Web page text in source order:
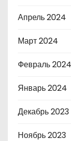
Апрель 2024
Март 2024
Февраль 2024
Январь 2024
Декабрь 2023
Ноябрь 2023